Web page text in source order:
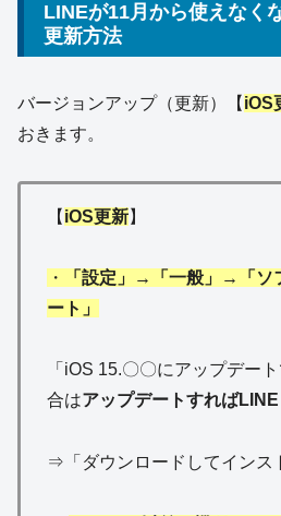
LINEが11月から使えなく
更新方法
バージョンアップ（更新）【 iOS
おきます。
【 iOS更新】
・
「設定」→「一般」→「ソ
ート」
「iOS 15.〇〇にアップデー
合はアップデートすればLINE
⇒「ダウンロードしてインス